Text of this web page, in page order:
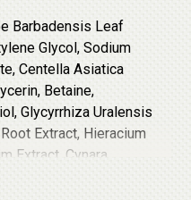
способствует
барьерные
- снимает
укрепляет стенки
купероза,
(PGA) -
Barbadensis Leaf
Glycol, Sodium
Centella Asiatica
Betaine,
Glycyrrhiza Uralensis
Extract, Hieracium
Extract, Cynara